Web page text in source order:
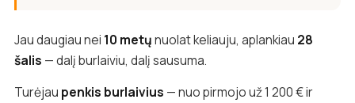
Jau daugiau nei 10 metųnuolat keliauju, aplankiau 28
šalis — dalį burlaiviu, dalį sausuma.
Turėjau penkis burlaivius — nuo pirmojo už 1 200 € ir